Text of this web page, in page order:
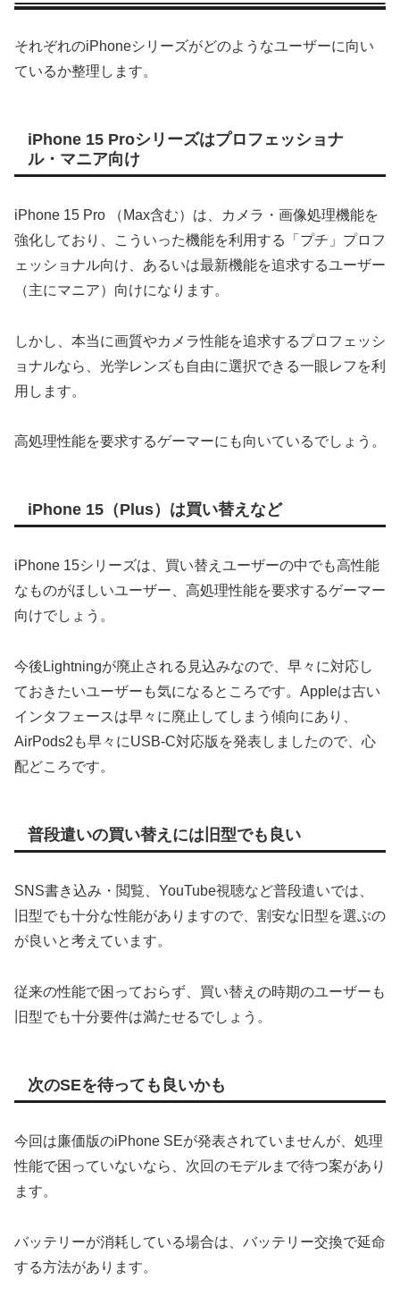
それぞれのiPhoneシリーズがどのようなユーザーに向い
ているか整理します。
iPhone 15 Proシリーズはプロフェッショナ
ル・マニア向け
iPhone 15 Pro （Max含む）は、カメラ・画像処理機能を
強化しており、こういった機能を利用する「プチ」プロフ
ェッショナル向け、あるいは最新機能を追求するユーザー
（主にマニア）向けになります。
しかし、本当に画質やカメラ性能を追求するプロフェッシ
ョナルなら、光学レンズも自由に選択できる一眼レフを利
用します。
高処理性能を要求するゲーマーにも向いているでしょう。
iPhone 15（Plus）は買い替えなど
iPhone 15シリーズは、買い替えユーザーの中でも高性能
なものがほしいユーザー、高処理性能を要求するゲーマー
向けでしょう。
今後Lightningが廃止される見込みなので、早々に対応し
ておきたいユーザーも気になるところです。Appleは古い
インタフェースは早々に廃止してしまう傾向にあり、
AirPods2も早々にUSB-C対応版を発表しましたので、心
配どころです。
普段遣いの買い替えには旧型でも良い
SNS書き込み・閲覧、YouTube視聴など普段遣いでは、
旧型でも十分な性能がありますので、割安な旧型を選ぶの
が良いと考えています。
従来の性能で困っておらず、買い替えの時期のユーザーも
旧型でも十分要件は満たせるでしょう。
次のSEを待っても良いかも
今回は廉価版のiPhone SEが発表されていませんが、処理
性能で困っていないなら、次回のモデルまで待つ案があり
ます。
バッテリーが消耗している場合は、バッテリー交換で延命
する方法があります。